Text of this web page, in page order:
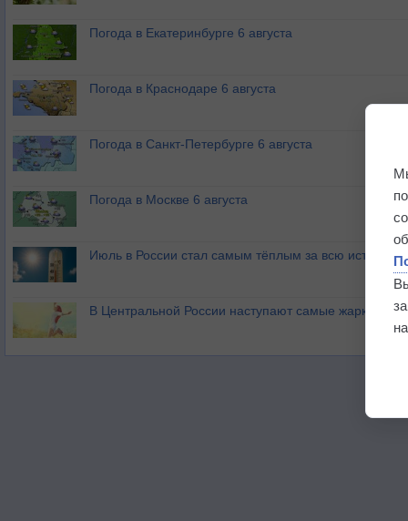
Погода в Екатеринбурге 6 августа
Погода в Краснодаре 6 августа
Погода в Санкт-Петербурге 6 августа
Погода в Москве 6 августа
Июль в России стал самым тёплым за всю историю
В Центральной России наступают самые жаркие дни